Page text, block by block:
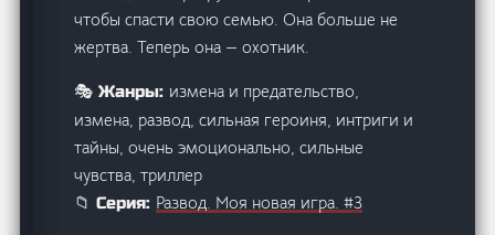
чтобы спасти свою семью. Она больше не
жертва. Теперь она — охотник.
🎭 Жанры:измена и предательство,
измена, развод, сильная героиня, интриги и
тайны, очень эмоционально, сильные
чувства, триллер
📁 Серия: Развод. Моя новая игра. #3